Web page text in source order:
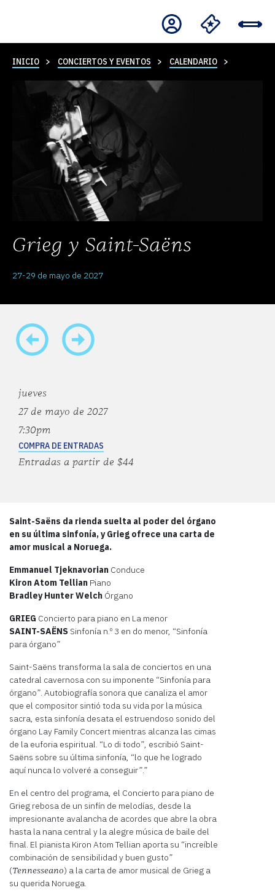
INICIO CONCIERTOS Y EVENTOS CALENDARIO
Grieg y Saint-Saëns
27-29 de mayo de 2027
jueves
27 de mayo de 2027
7:30pm
COMPRA DE ENTRADAS
Entradas a partir de $44
Saint-Saëns da rienda suelta al poder del órgano
en su última sinfonía, y Grieg ofrece una carta de
amor musical a Noruega.
Emmanuel Tjeknavorian Conduce
Kiron Atom Tellian Piano
Bradley Hunter Welch Órgano
GRIEG Concierto para piano en La menor
SAINT-SAËNS Sinfonía n.º 3 en do menor, “Sinfonía
para órgano”
Saint-Saëns transforma la sala de conciertos en una
catedral cavernosa con su imponente “Sinfonía para
órgano”. Autobiografía sonora que canaliza el amor
que el compositor sintió toda su vida por la música
sacra, esta sinfonía desata el estruendoso sonido del
órgano Lay Family Concert mientras alcanza las cimas
de la euforia espiritual. “Lo di todo”, escribió Saint-
Saëns sobre su última sinfonía, “lo que he logrado
aquí nunca lo volveré a conseguir”.”
En el centro del programa, el Concierto para piano de
Grieg rebosa de un sinfín de melodías, desde la
impresionante avalancha de acordes que abre la obra
hasta la nana central y la alegre música de baile del
final. El pianista Kiron Atom Tellian aporta su “increíble
combinación de sensibilidad y buen gusto”
(Tennesseano) a la carta de amor musical de Grieg a
su querida Noruega.